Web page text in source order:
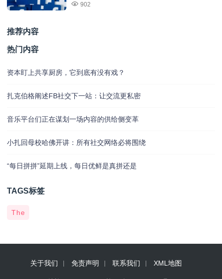
902
推荐内容
热门内容
资本盯上共享厨房，它到底有没有戏？
扎克伯格阐述FB社交下一站：让交流更私密
音乐平台们正在谋划一场内容的供给侧变革
小扎回母校哈佛开讲：所有社交网络必将围绕
“每日拼拼”延期上线，每日优鲜是真拼还是
TAGS标签
The
关于我们 免责声明 联系我们 XML地图